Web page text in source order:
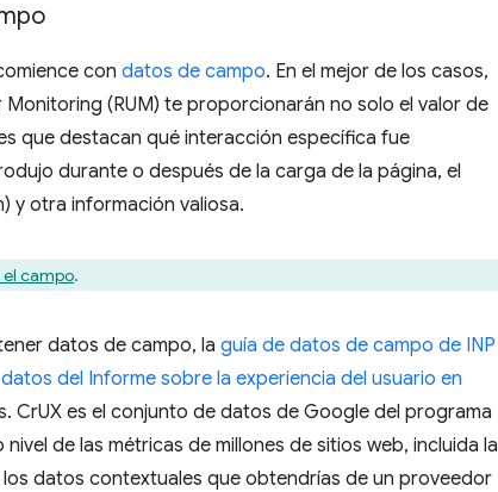
con datos de campo. En el mejor de los casos,
(RUM) te proporcionarán no solo el valor de
que destacan qué interacción específica fue
durante o después de la carga de la página, el
y otra información valiosa.
el campo.
datos de campo, la guía de datos de campo de INP
del Informe sobre la experiencia del usuario en
CrUX es el conjunto de datos de Google del programa
de las métricas de millones de sitios web, incluida la
datos contextuales que obtendrías de un proveedor